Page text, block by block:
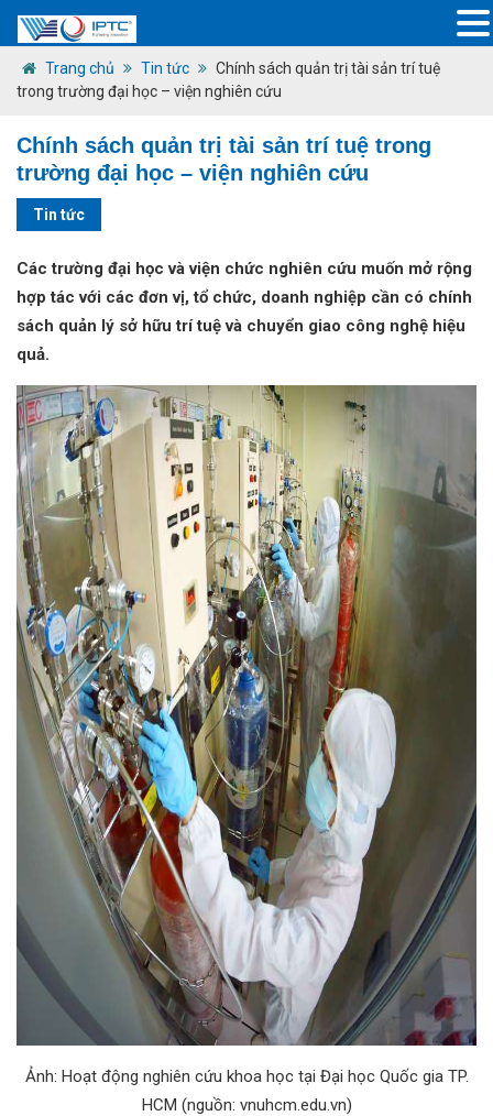
Trang chủ Tin tức
Chính sách quản trị tài sản trí tuệ
trong trường đại học – viện nghiên cứu
Chính sách quản trị tài sản trí tuệ trong
trường đại học – viện nghiên cứu
Tin tức
Các trường đại học và viện chức nghiên cứu muốn mở rộng
hợp tác với các đơn vị, tổ chức, doanh nghiệp cần có chính
sách quản lý sở hữu trí tuệ và chuyển giao công nghệ hiệu
quả.
Ảnh: Hoạt động nghiên cứu khoa học tại Đại học Quốc gia TP.
HCM (nguồn: vnuhcm.edu.vn)